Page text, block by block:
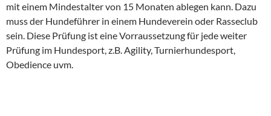
mit einem Mindestalter von 15 Monaten ablegen kann. Dazu
muss der Hundeführer in einem Hundeverein oder Rasseclub
sein. Diese Prüfung ist eine Vorraussetzung für jede weiter
Prüfung im Hundesport, z.B. Agility, Turnierhundesport,
Obedience uvm.